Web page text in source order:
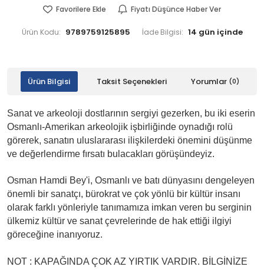
Favorilere Ekle Fiyatı Düşünce Haber Ver
Ürün Kodu: 9789759125895 İade Bilgisi:
Ürün Bilgisi Taksit Seçenekleri Yorumlar (0)
Sanat ve arkeoloji dostlarının sergiyi gezerken, bu iki eserin
Osmanlı-Amerikan arkeolojik işbirliğinde oynadığı rolü
görerek, sanatın uluslararası ilişkilerdeki önemini düşünme
ve değerlendirme fırsatı bulacakları görüşündeyiz.
Osman Hamdi Bey'i, Osmanlı ve batı dünyasını dengeleyen
önemli bir sanatçı, bürokrat ve çok yönlü bir kültür insanı
olarak farklı yönleriyle tanımamıza imkan veren bu serginin
ülkemiz kültür ve sanat çevrelerinde de hak ettiği ilgiyi
göreceğine inanıyoruz.
NOT : KAPAĞINDA ÇOK AZ YIRTIK VARDIR. BİLGİNİZE